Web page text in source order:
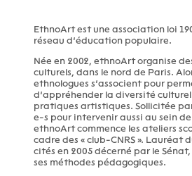
EthnoArt est une association loi
réseau d’éducation populaire.
Née en 2002, ethnoArt organise
culturels, dans le nord de Paris.
ethnologues s’associent pour
d’appréhender la diversité
pratiques artistiques. Sollicitée
e-s pour intervenir aussi au sein
ethnoArt commence les ateliers
cadre des « club-CNRS ». Lauréat
cités en 2005 décerné par le
ses méthodes pédagogiques.